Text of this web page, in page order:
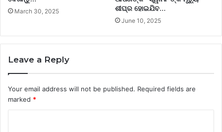
March 30, 2025
ଶୀଘ୍ର ହୋଇଯିବ…
June 10, 2025
Leave a Reply
Your email address will not be published. Required fields are
marked *